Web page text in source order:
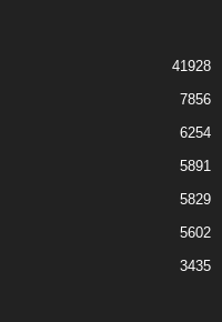
41928
7856
6254
5891
5829
5602
3435